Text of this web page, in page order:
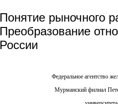
Понятие рыночного
Преобразование
России
Федеральное агентство
Мурманский филиал